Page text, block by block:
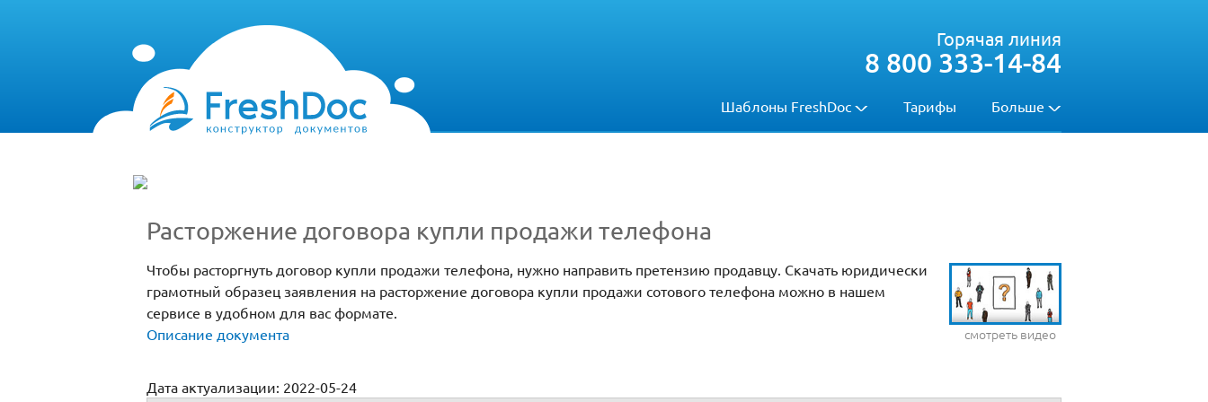
Шаблоны FreshDoc Тарифы Больше
Горячая линия
8 800 333-14-84
Расторжение договора купли продажи телефона
смотреть видео
Чтобы расторгнуть договор купли продажи телефона, нужно направить претензию продавцу. Скачать юридически
грамотный образец заявления на расторжение договора купли продажи сотового телефона можно в нашем
сервисе в удобном для вас формате.
Описание документа
Дата актуализации: 2022-05-24